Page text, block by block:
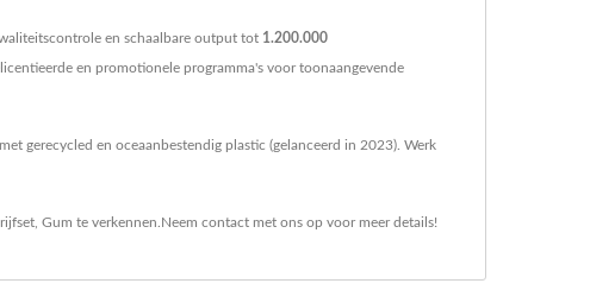
en schaalbare output tot 1.200.000
en promotionele programma's voor toonaangevende
gerecycled en oceaanbestendig plastic (gelanceerd in 2023). Werk
Gum te verkennen. Neem contact met ons op voor meer details!